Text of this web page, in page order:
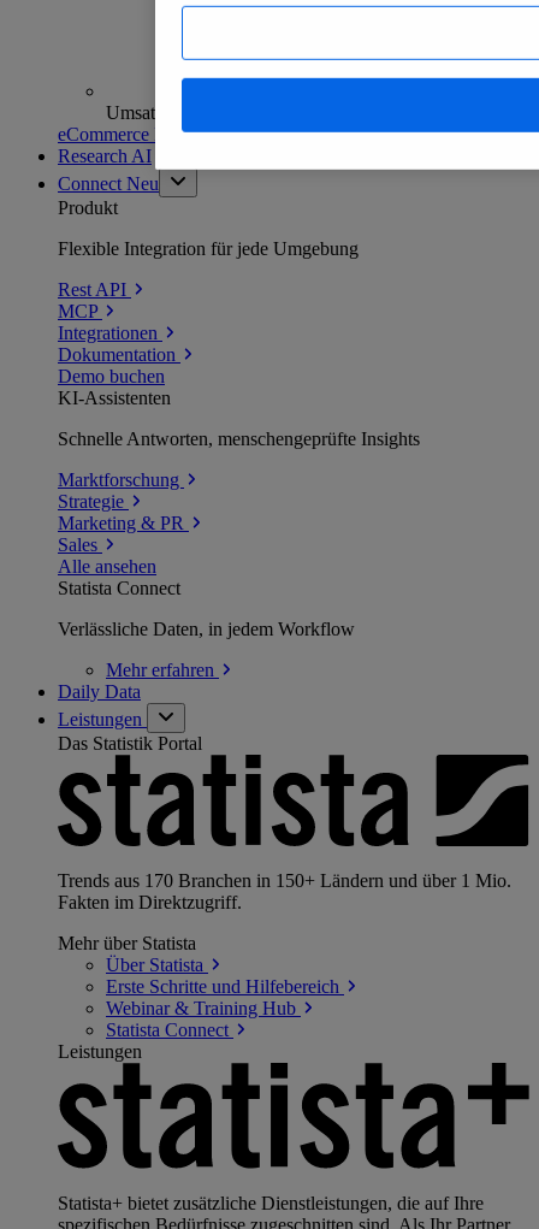
Umsatzanalysen und -prognosen
eCommerce Insights entdecken
Research AI
Connect Neu
Produkt
Flexible Integration für jede Umgebung
Rest API
MCP
Integrationen
Dokumentation
Demo buchen
KI-Assistenten
Schnelle Antworten, menschengeprüfte Insights
Marktforschung
Strategie
Marketing & PR
Sales
Alle ansehen
Statista Connect
Verlässliche Daten, in jedem Workflow
Mehrerfahren
Daily Data
Leistungen
Das Statistik Portal
Trends aus 170 Branchen in 150+ Ländern und über 1 Mio.
Fakten im Direktzugriff.
Mehr über Statista
Über Statista
Erste Schritte und Hilfebereich
Webinar & Training Hub
Statista Connect
Leistungen
Statista+ bietet zusätzliche Dienstleistungen, die auf Ihre
spezifischen Bedürfnisse zugeschnitten sind. Als Ihr Partner